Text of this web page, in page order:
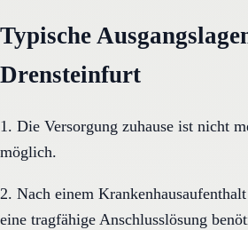
Typische
Drensteinfurt
1. Die Versorgung zuhause ist nicht
möglich.
2. Nach einem
eine tragfähige Anschlusslösung